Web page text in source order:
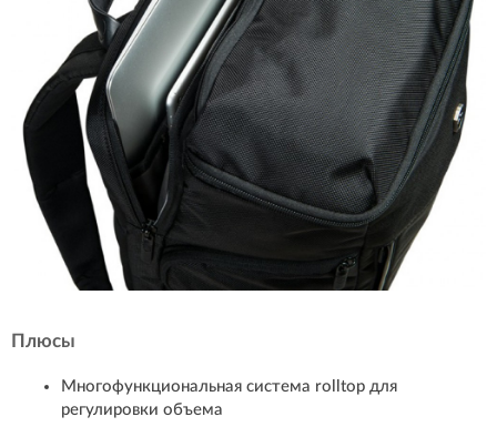
Плюсы
Многофункциональная система rolltop для
регулировки объема